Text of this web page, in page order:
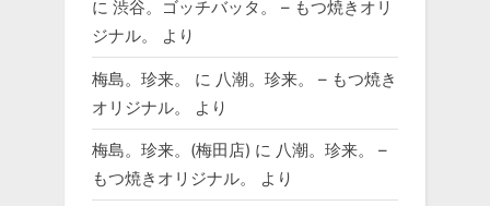
に 渋谷。ゴッチバッタ。 – もつ焼きオリ
ジナル。
より
梅島。珍来。 に 八潮。珍来。 – もつ焼き
オリジナル。
より
梅島。珍来。(梅田店) に 八潮。珍来。 –
もつ焼きオリジナル。
より